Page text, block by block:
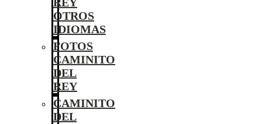
OTROS
IDIOMAS
FOTOS
CAMINITO
DEL
REY
CAMINITO
DEL